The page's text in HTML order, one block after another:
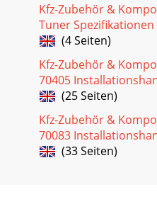
Seite 38
43IGNITION &
Panel-Start + 3 Fused
503016 Switch Panel-Start + 5
Seite 39
IGNITION &
NO.6-Circuit Terminal Block
$ %%Plug directly into
Seite 40
Kfz-Zubehör &
Tuner Spezifikationen
(4 Seiten)
Kfz-Zubehör &
70405
(25 Seiten)
Kfz-Zubehör &
70083
(33 Seiten)